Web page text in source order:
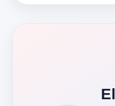
los 7 a&ntilde;os se